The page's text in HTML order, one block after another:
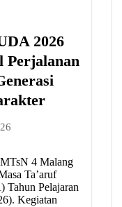
2026
Perjalanan
4 Malang
Ta’aruf
Pelajaran
Kegiatan